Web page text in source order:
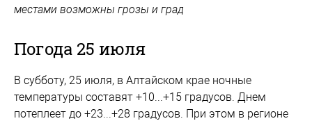
местами возможны грозы и град
Погода 25 июля
В субботу, 25 июля, в Алтайском крае ночные
температуры составят +10...+15 градусов. Днем
потеплеет до +23...+28 градусов. При этом в регионе